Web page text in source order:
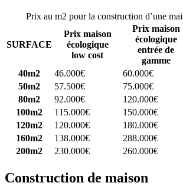
Prix au m2 pour la construction d’une
SURFACE
Prix maison
écologique
low cost
Prix maison
écologique
entrée de
gamme
40m2
46.000€ 60.000€
50m2
57.500€ 75.000€
80m2
92.000€ 120.000€
100m2
115.000€ 150.000€
120m2
120.000€ 180.000€
160m2
138.000€ 288.000€
200m2
230.000€ 260.000€
Construction de maison